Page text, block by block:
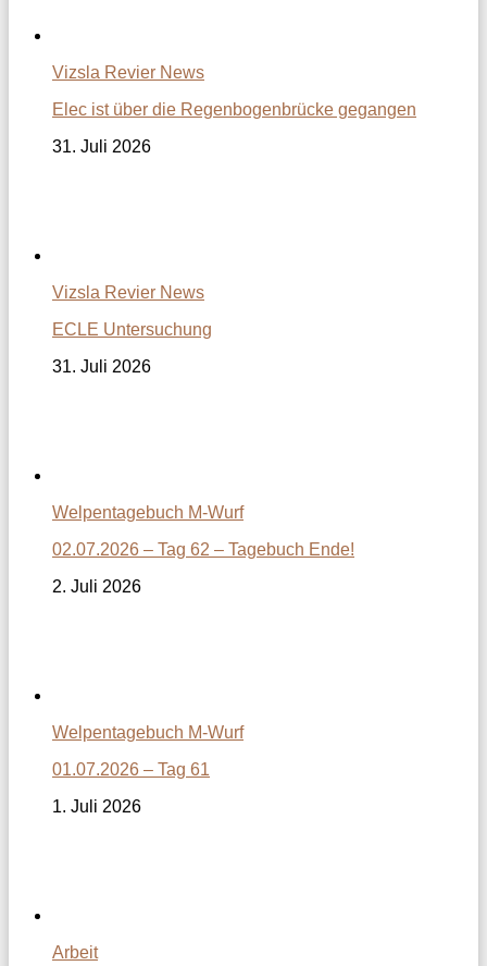
Vizsla Revier News
Elec ist über die Regenbogenbrücke gegangen
31. Juli 2026
Vizsla Revier News
ECLE Untersuchung
31. Juli 2026
Welpentagebuch M-Wurf
02.07.2026 – Tag 62 – Tagebuch Ende!
2. Juli 2026
Welpentagebuch M-Wurf
01.07.2026 – Tag 61
1. Juli 2026
Arbeit